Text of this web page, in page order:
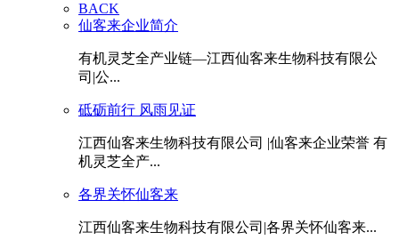
BACK
仙客来企业简介
有机灵芝全产业链—江西仙客来生物科技有限公
司|公...
砥砺前行 风雨见证
江西仙客来生物科技有限公司 |仙客来企业荣誉 有
机灵芝全产...
各界关怀仙客来
江西仙客来生物科技有限公司|各界关怀仙客来...